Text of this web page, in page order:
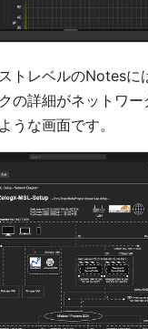
トレベルのNotesに
の詳細がネットワー
うな画面です。